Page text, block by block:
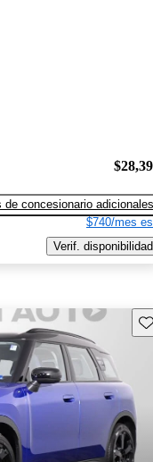
de concesionario adicionales
$740/mes
Verif. disponibilidad